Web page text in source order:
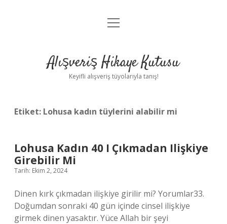
Anasayfa
Yasal Uyarı
menüyü
Alışveriş Hikaye Kutusu
Keyifli alışveriş tüyolarıyla tanış!
Etiket: Lohusa kadın tüylerini alabilir mi
Lohusa Kadın 40 I Çıkmadan Ilişkiye
Girebilir Mi
Tarih: Ekim 2, 2024
Dinen kırk çıkmadan ilişkiye girilir mi? Yorumlar33.
Doğumdan sonraki 40 gün içinde cinsel ilişkiye
girmek dinen yasaktır. Yüce Allah bir şeyi